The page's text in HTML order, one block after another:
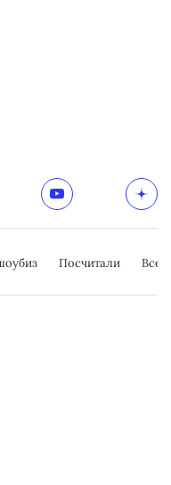
Посчитали